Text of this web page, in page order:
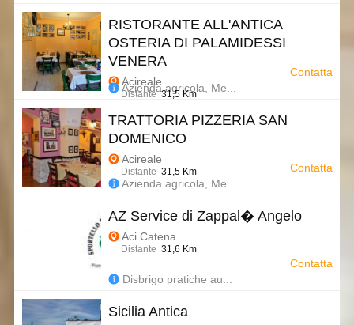
RISTORANTE ALL'ANTICA
OSTERIA DI PALAMIDESSI
VENERA
Acireale
Distante31,5 Km
Azienda agricola, Me...
Contatta
TRATTORIA PIZZERIA SAN
DOMENICO
Acireale
Distante 31,5 Km
Azienda agricola, Me...
Contatta
AZ Service di Zappal� Angelo
Aci Catena
Distante 31,6 Km
Disbrigo pratiche au...
Contatta
Sicilia Antica